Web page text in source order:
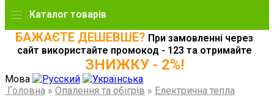
Каталог товарів
БАЖАЄТЕ ДЕШЕВШЕ? При замовленні через
сайт використайте промокод - 123 та отримайте
ЗНИЖКУ - 2%!
Мова
Головна » Опалення та обігрів » Електрична тепла